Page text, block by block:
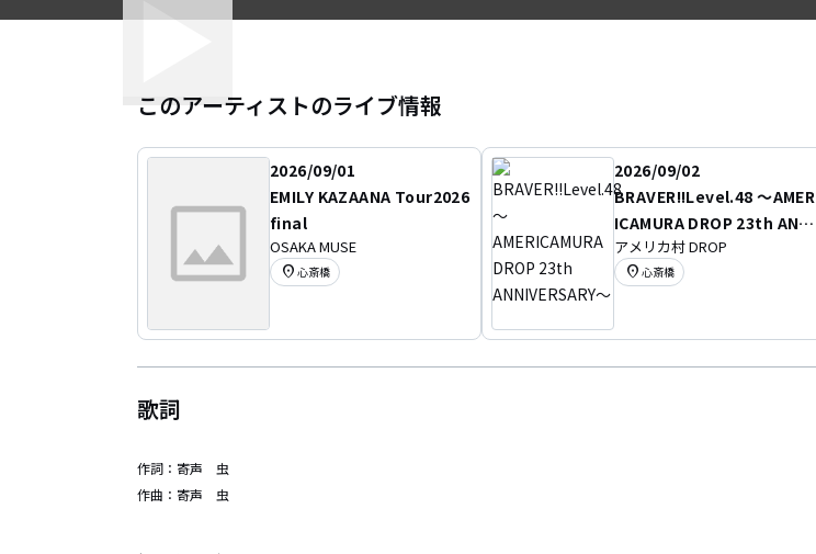
このアーティストのライブ情報
2026/09/01
EMILY KAZAANA Tour2026
final
OSAKA MUSE
location_on 心斎橋
2026/09/02
BRAVER!!Level.48 〜AMER
ICAMURA DROP 23th ANNI
VERSARY〜
アメリカ村 DROP
location_on 心斎橋
歌詞
作詞： 寄声 虫
作曲： 寄声 虫